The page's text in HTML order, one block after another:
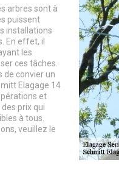
arbres sont à
puissent
installations
En effet, il
les
ces tâches.
de convier un
Elagage 14
et
prix qui
à tous.
veuillez le